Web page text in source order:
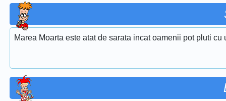
Marea Moarta este atat de sarata incat oamenii pot pluti cu